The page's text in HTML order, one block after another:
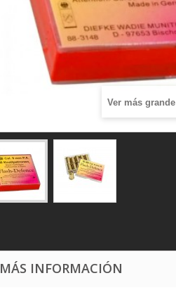
Ver más grande
MÁS INFORMACIÓN